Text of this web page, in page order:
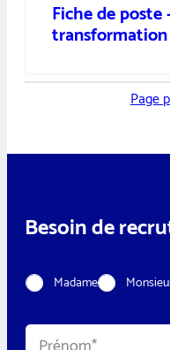
Fiche de
Page
Besoin de
C
i
Madame
N